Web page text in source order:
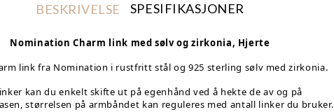
BESKRIVELSE SPESIFIKASJONER
Nomination Charm link med sølv og zirkonia, Hjerte
link fra Nomination i rustfritt stål og 925 sterling sølv med zirkonia.
kan du enkelt skifte ut på egenhånd ved å hekte de av og på
størrelsen på armbåndet kan reguleres med antall linker du bruker.